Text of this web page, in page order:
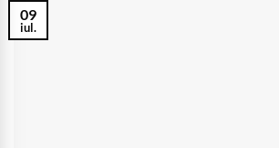
09
iul.